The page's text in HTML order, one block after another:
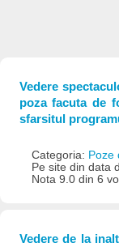
Vedere
poza facuta de
sfarsitul
Categoria: Poze
Pe site din data
Nota 9.0 din 6
Vedere de la